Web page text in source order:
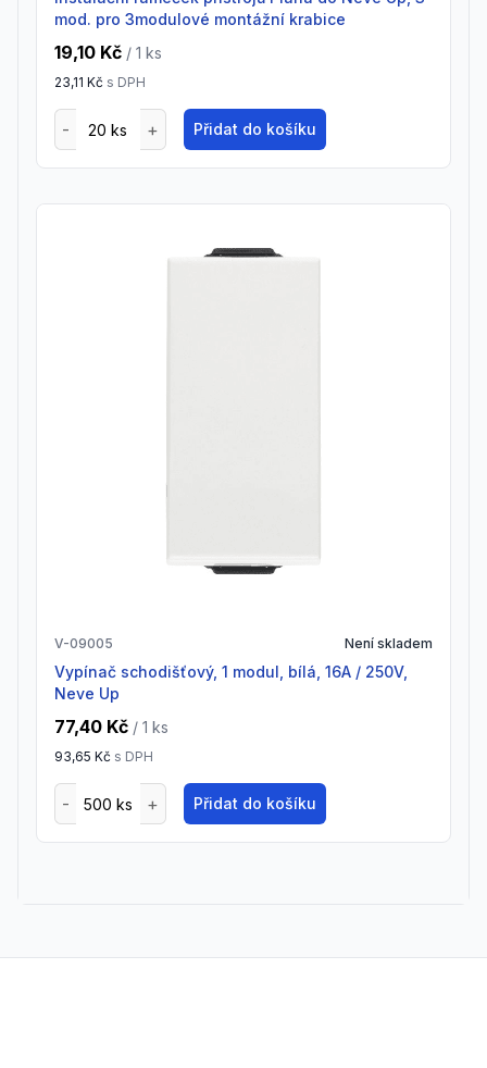
mod. pro 3modulové montážní krabice
19,10 Kč / 1 ks
23,11 Kč s DPH
Přidat do košíku
V-09005 Není skladem
Vypínač schodišťový, 1 modul, bílá, 16A / 250V,
Neve Up
77,40 Kč / 1 ks
93,65 Kč s DPH
Přidat do košíku